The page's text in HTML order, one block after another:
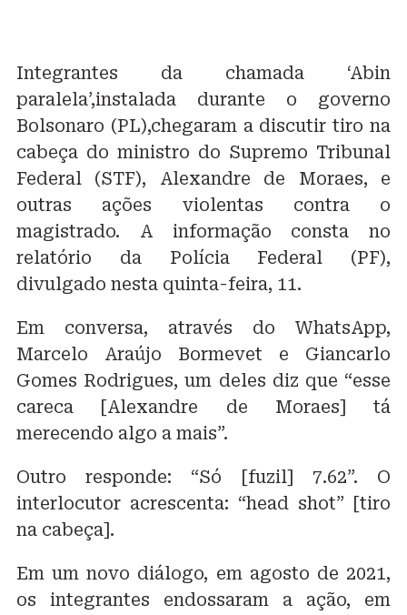
Integrantes da chamada ‘Abin
paralela’,instalada durante o governo
Bolsonaro (PL),chegaram a discutir tiro na
cabeça do ministro do Supremo Tribunal
Federal (STF), Alexandre de Moraes, e
outras ações violentas contra o
magistrado. A informação consta no
relatório da Polícia Federal (PF),
divulgado nesta quinta-feira, 11.
Em conversa, através do WhatsApp,
Marcelo Araújo Bormevet e Giancarlo
Gomes Rodrigues, um deles diz que “esse
careca [Alexandre de Moraes] tá
merecendo algo a mais”.
Outro responde: “Só [fuzil] 7.62”. O
interlocutor acrescenta: “head shot” [tiro
na cabeça].
Em um novo diálogo, em agosto de 2021,
os integrantes endossaram a ação, em